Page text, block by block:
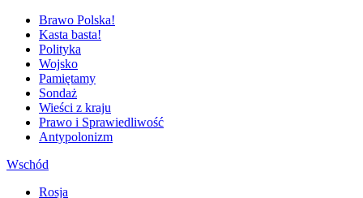
Brawo Polska!
Kasta basta!
Polityka
Wojsko
Pamiętamy
Sondaż
Wieści z kraju
Prawo i Sprawiedliwość
Antypolonizm
Wschód
Rosja